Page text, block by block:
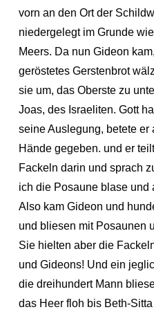
vorn an den Ort der
niedergelegt im Grunde
Meers. Da nun Gideon
geröstetes Gerstenbrot
sie um, das Oberste zu
Joas, des Israeliten. Gott
seine Auslegung, betete
Hände gegeben. und er
Fackeln darin und sprach
ich die Posaune blase und
Also kam Gideon und
und bliesen mit Posaunen
Sie hielten aber die
und Gideons! Und ein
die dreihundert Mann
das Heer floh bis Beth-